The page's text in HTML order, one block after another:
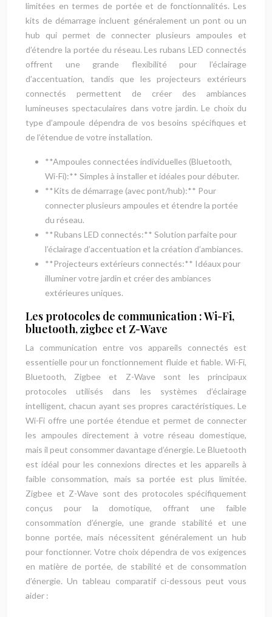
limitées en termes de portée et de fonctionnalités. Les
kits de démarrage incluent généralement un pont ou un
hub qui permet de connecter plusieurs ampoules et
d’étendre la portée du réseau. Les rubans LED connectés
offrent une grande flexibilité pour l’éclairage
d’accentuation, tandis que les projecteurs extérieurs
connectés permettent de créer des ambiances
lumineuses spectaculaires dans votre jardin. Le choix du
type d’ampoule dépendra de vos besoins spécifiques et
de l’étendue de votre installation.
**Ampoules connectées individuelles (Bluetooth,
Wi-Fi):** Simples à installer et idéales pour débuter.
**Kits de démarrage (avec pont/hub):** Pour
connecter plusieurs ampoules et étendre la portée
du réseau.
**Rubans LED connectés:** Solution parfaite pour
l’éclairage d’accentuation et la création d’ambiances.
**Projecteurs extérieurs connectés:** Idéaux pour
illuminer votre jardin et créer des ambiances
extérieures uniques.
Les protocoles de communication : Wi-Fi,
bluetooth, zigbee et Z-Wave
La communication entre vos appareils connectés est
essentielle pour un fonctionnement fluide et fiable. Wi-Fi,
Bluetooth, Zigbee et Z-Wave sont les principaux
protocoles utilisés dans les systèmes d’éclairage
intelligent, chacun ayant ses propres caractéristiques. Le
Wi-Fi offre une portée étendue et permet de connecter
les ampoules directement à votre réseau domestique,
mais il peut consommer davantage d’énergie. Le Bluetooth
est idéal pour les connexions directes et les appareils à
faible consommation, mais sa portée est plus limitée.
Zigbee et Z-Wave sont des protocoles spécifiquement
conçus pour la domotique, offrant une faible
consommation d’énergie, une grande stabilité et une
bonne portée, mais nécessitent généralement un hub
pour fonctionner. Votre choix dépendra de vos exigences
en matière de portée, de stabilité et de consommation
d’énergie. Un tableau comparatif ci-dessous peut vous
aider :